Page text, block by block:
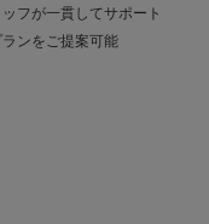
フが一貫してサポート
ンをご提案可能